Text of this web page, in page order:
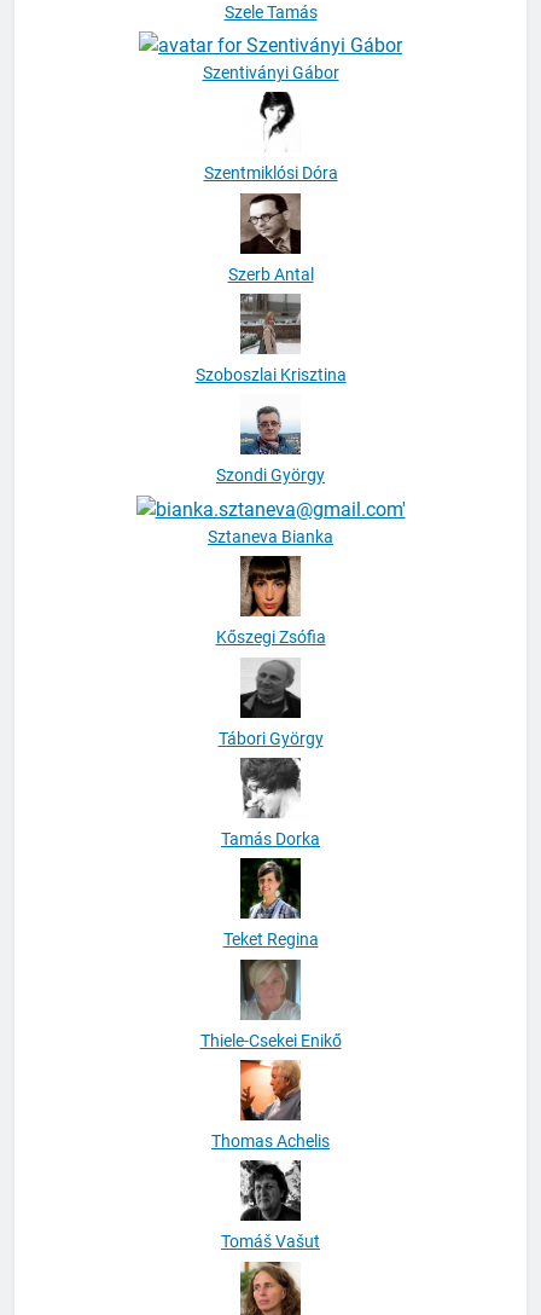
Szele Tamás
Szentiványi Gábor
Szentmiklósi Dóra
Szerb Antal
Szoboszlai Krisztina
Szondi György
Sztaneva Bianka
Kőszegi Zsófia
Tábori György
Tamás Dorka
Teket Regina
Thiele-Csekei Enikő
Thomas Achelis
Tomáš Vašut